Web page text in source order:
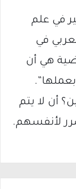
في علم
في
هي أن
أن لا يتم
لأنفسهم.